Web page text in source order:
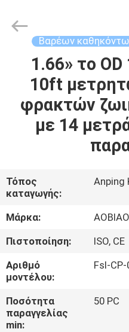
ΣΠΊΤΙ
ΠΡΟΪΌΝΤΑ
ΠΕΡΊΠΟΥ
ΓΎΡΟΣ
ΕΡΓΟΣΤΑΣΊΩΝ
ΠΟΙΟΤΙΚΌΣ
ΈΛΕΓΧΟΣ
ΜΑΣ
Products
Co.,Ltd.
Βαρέων
1.66» το
10ft
φρακτών
με 14
Τόπος
καταγωγής:
Anping
Μάρκα:
AOBIAO
Πιστοποίηση:
ISO, CE
Αριθμό
μοντέλου:
Fsl-CP-
Ποσότητα
παραγγελίας
min:
50 PC